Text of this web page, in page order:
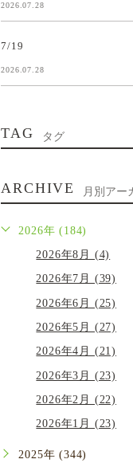
2026.07.28
7/19
2026.07.28
TAG タグ
ARCHIVE 月別アー
2026年 (184)
2026年8月 (4)
2026年7月 (39)
2026年6月 (25)
2026年5月 (27)
2026年4月 (21)
2026年3月 (23)
2026年2月 (22)
2026年1月 (23)
2025年 (344)